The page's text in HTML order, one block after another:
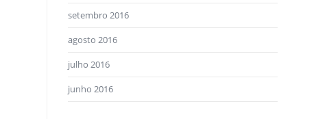
setembro 2016
agosto 2016
julho 2016
junho 2016